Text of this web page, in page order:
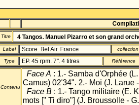
Titre 4 Tangos. Manuel Pizarro et son grand
Label Score. Bel Air. France collection
Type EP. 45 rpm. 7". 4 titres Référence
Contenu
Face A : 1.- Samba d'Orphée
Camus) 02'34". 2.- Moi (J. Larue
Face B : 1.- Tango militaire (E.
mots [" Ti diro"] (J. Broussolle -